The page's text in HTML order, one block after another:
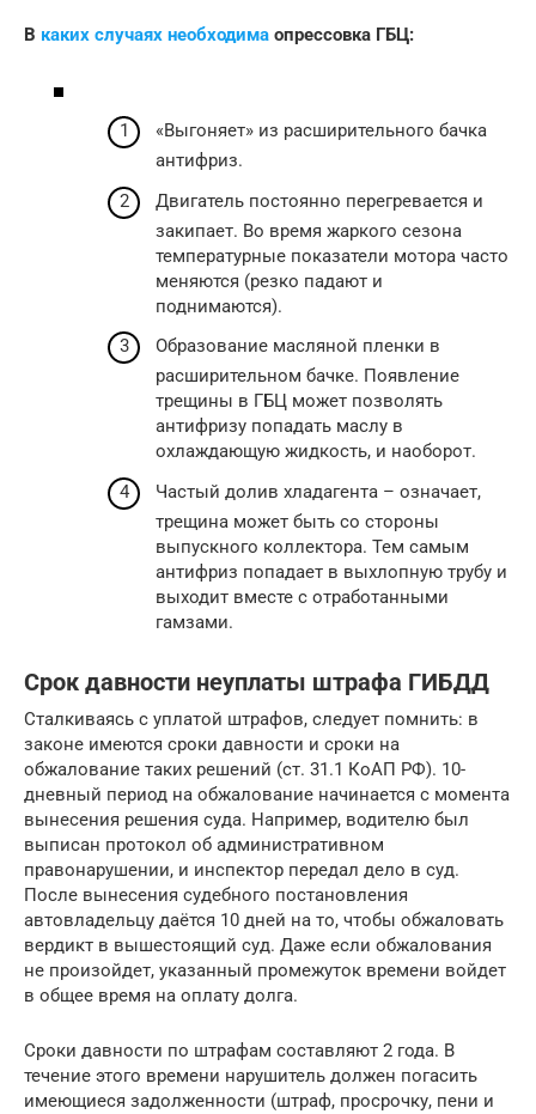
В каких случаях необходима опрессовка ГБЦ:
«Выгоняет» из расширительного бачка
антифриз.
Двигатель постоянно перегревается и
закипает. Во время жаркого сезона
температурные показатели мотора часто
меняются (резко падают и
поднимаются).
Образование масляной пленки в
расширительном бачке. Появление
трещины в ГБЦ может позволять
антифризу попадать маслу в
охлаждающую жидкость, и наоборот.
Частый долив хладагента – означает,
трещина может быть со стороны
выпускного коллектора. Тем самым
антифриз попадает в выхлопную трубу и
выходит вместе с отработанными
гамзами.
Срок давности неуплаты штрафа ГИБДД
Сталкиваясь с уплатой штрафов, следует помнить: в
законе имеются сроки давности и сроки на
обжалование таких решений (ст. 31.1 КоАП РФ). 10-
дневный период на обжалование начинается с момента
вынесения решения суда. Например, водителю был
выписан протокол об административном
правонарушении, и инспектор передал дело в суд.
После вынесения судебного постановления
автовладельцу даётся 10 дней на то, чтобы обжаловать
вердикт в вышестоящий суд. Даже если обжалования
не произойдет, указанный промежуток времени войдет
в общее время на оплату долга.
Сроки давности по штрафам составляют 2 года. В
течение этого времени нарушитель должен погасить
имеющиеся задолженности (штраф, просрочку, пени и